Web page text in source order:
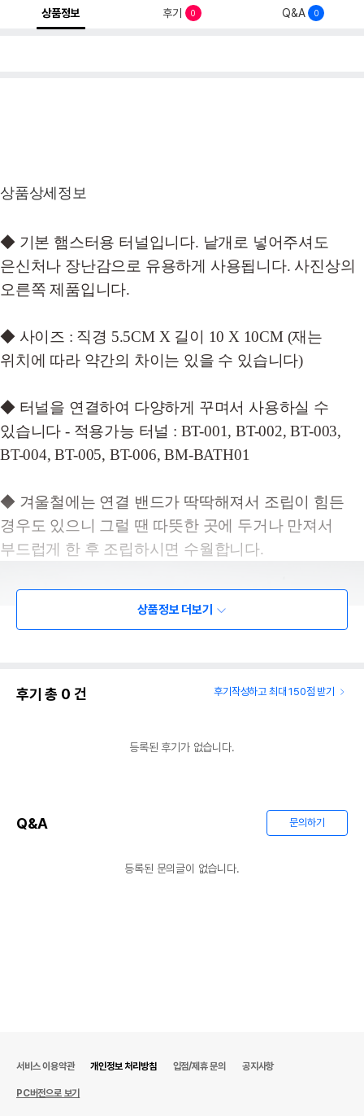
상품정보 후기 0 Q&A 0
상품상세정보
◆ 기본 햄스터용 터널입니다. 낱개로 넣어주셔도
은신처나 장난감으로 유용하게 사용됩니다. 사진상의
오른쪽 제품입니다.
◆ 사이즈 : 직경 5.5CM X 길이 10 X 10CM (재는
위치에 따라 약간의 차이는 있을 수 있습니다)
◆ 터널을 연결하여 다양하게 꾸며서 사용하실 수
있습니다 - 적용가능 터널 : BT-001, BT-002, BT-003,
BT-004, BT-005, BT-006, BM-BATH01
◆ 겨울철에는 연결 밴드가 딱딱해져서 조립이 힘든
경우도 있으니 그럴 땐 따뜻한 곳에 두거나 만져서
부드럽게 한 후 조립하시면 수월합니다.
상품정보 더보기
후기 총 0 건 후기작성하고 최대 150점 받기
등록된 후기가 없습니다.
Q&A 문의하기
등록된 문의글이 없습니다.
서비스 이용약관 개인정보 처리방침 입점/제휴 문의 공지사항
PC버전으로 보기